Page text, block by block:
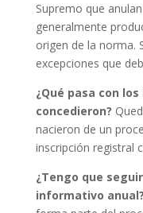
Supremo que
generalmente
origen de la norma.
excepciones que
¿Qué pasa con los
concedieron?
nacieron de un
inscripción registral
¿Tengo que
informativo anual?